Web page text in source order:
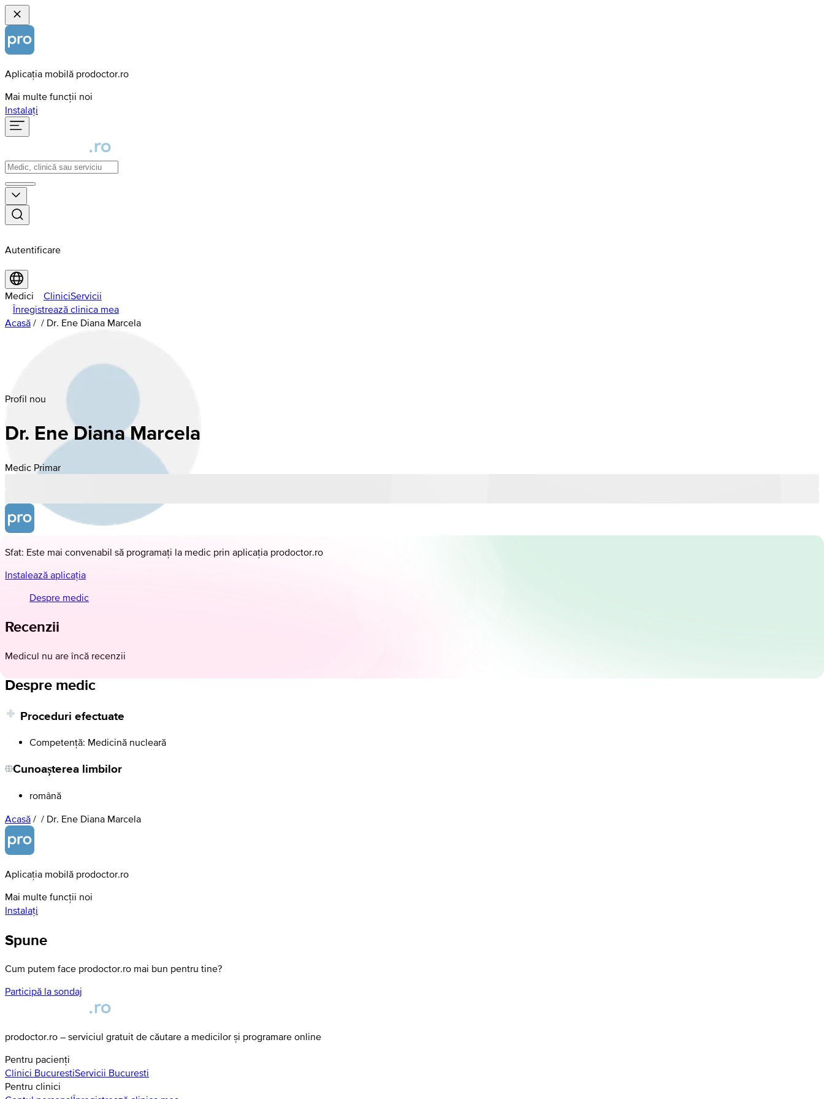
Aplicația mobilă prodoctor.ro
Mai multe funcții noi
Instalați
Autentificare
Medici CliniciServicii
Înregistrează clinica mea
Acasă / / Dr. Ene Diana Marcela
Profil nou
Dr. Ene Diana Marcela
Medic Primar
Sfat: Este mai convenabil să programați la medic prin aplicația prodoctor.ro
Instalează aplicația
Despre medic
Recenzii
Medicul nu are încă recenzii
Despre medic
Proceduri efectuate
Competență: Medicină nucleară
Cunoașterea limbilor
română
Acasă / / Dr. Ene Diana Marcela
Aplicația mobilă prodoctor.ro
Mai multe funcții noi
Instalați
Spune
Cum putem face prodoctor.ro mai bun pentru tine?
Participă la sondaj
prodoctor.ro – serviciul gratuit de căutare a medicilor și programare online
Pentru pacienți
Clinici BucurestiServicii Bucuresti
Pentru clinici